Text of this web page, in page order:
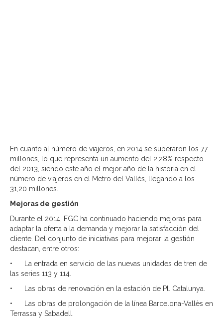
En cuanto al número de viajeros, en 2014 se superaron los 77
millones, lo que representa un aumento del 2,28% respecto
del 2013, siendo este año el mejor año de la historia en el
número de viajeros en el Metro del Vallès, llegando a los
31,20 millones.
Mejoras de gestión
Durante el 2014, FGC ha continuado haciendo mejoras para
adaptar la oferta a la demanda y mejorar la satisfacción del
cliente. Del conjunto de iniciativas para mejorar la gestión
destacan, entre otros:
• La entrada en servicio de las nuevas unidades de tren de
las series 113 y 114.
• Las obras de renovación en la estación de Pl. Catalunya.
• Las obras de prolongación de la línea Barcelona-Vallès en
Terrassa y Sabadell.